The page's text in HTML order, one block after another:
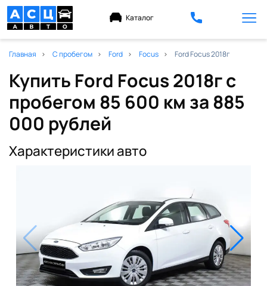
Каталог
Главная С пробегом Ford Focus Ford Focus 2018г
Купить Ford Focus 2018г с
пробегом 85 600 км за 885
000 рублей
Характеристики авто